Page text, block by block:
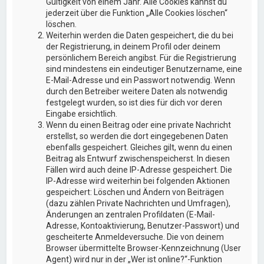
jederzeit über die Funktion „Alle Cookies löschen“
löschen.
Weiterhin werden die Daten gespeichert, die du bei
der Registrierung, in deinem Profil oder deinem
persönlichem Bereich angibst. Für die Registrierung
sind mindestens ein eindeutiger Benutzername, eine
E-Mail-Adresse und ein Passwort notwendig. Wenn
durch den Betreiber weitere Daten als notwendig
festgelegt wurden, so ist dies für dich vor deren
Eingabe ersichtlich.
Wenn du einen Beitrag oder eine private Nachricht
erstellst, so werden die dort eingegebenen Daten
ebenfalls gespeichert. Gleiches gilt, wenn du einen
Beitrag als Entwurf zwischenspeicherst. In diesen
Fällen wird auch deine IP-Adresse gespeichert. Die
IP-Adresse wird weiterhin bei folgenden Aktionen
gespeichert: Löschen und Ändern von Beiträgen
(dazu zählen Private Nachrichten und Umfragen),
Änderungen an zentralen Profildaten (E-Mail-
Adresse, Kontoaktivierung, Benutzer-Passwort) und
gescheiterte Anmeldeversuche. Die von deinem
Browser übermittelte Browser-Kennzeichnung (User
Agent) wird nur in der „Wer ist online?“-Funktion